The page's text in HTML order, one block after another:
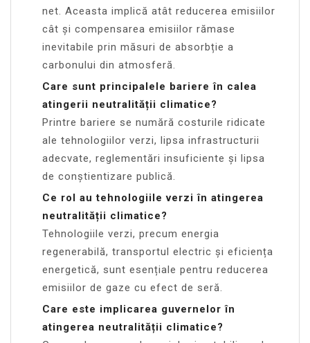
net. Aceasta implică atât reducerea emisiilor
cât și compensarea emisiilor rămase
inevitabile prin măsuri de absorbție a
carbonului din atmosferă.
Care sunt principalele bariere în calea
atingerii neutralității climatice?
Printre bariere se numără costurile ridicate
ale tehnologiilor verzi, lipsa infrastructurii
adecvate, reglementări insuficiente și lipsa
de conștientizare publică.
Ce rol au tehnologiile verzi în atingerea
neutralității climatice?
Tehnologiile verzi, precum energia
regenerabilă, transportul electric și eficiența
energetică, sunt esențiale pentru reducerea
emisiilor de gaze cu efect de seră.
Care este implicarea guvernelor în
atingerea neutralității climatice?